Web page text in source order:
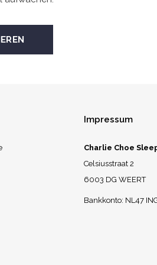
Impressum
Charlie Choe
Celsiusstraat 2
6003 DG WEERT
Bankkonto: NL47